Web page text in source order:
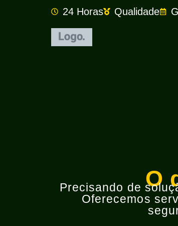
24 Horas Qualidade
O
Precisando de
Oferecemos